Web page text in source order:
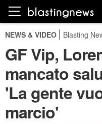
NEWS & VIDEO Blasting
GF Vip,
mancato
'La gente
marcio'